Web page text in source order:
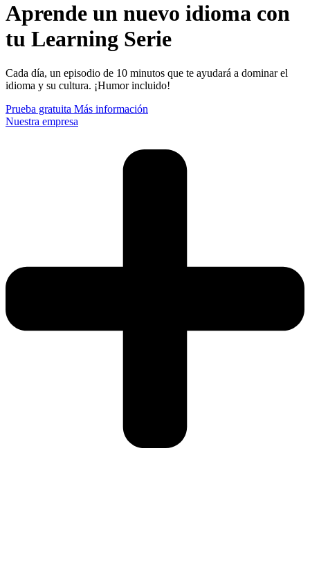
Aprende un nuevo idioma con
tu Learning Serie
Cada día, un episodio de 10 minutos que te ayudará a dominar el
idioma y su cultura. ¡Humor incluido!
Prueba gratuita Más información
Nuestra empresa